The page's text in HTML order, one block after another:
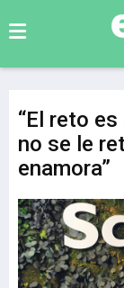
“El reto
no se le
enamora”